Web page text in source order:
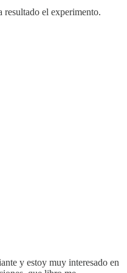
resultado el experimento.
y estoy muy interesado en